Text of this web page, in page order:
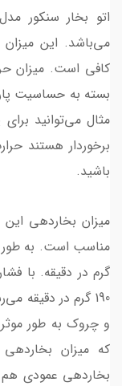
می‌باشد. این میزان
کافی است. میزان
بسته به حساسیت
مثال می‌توانید
برخوردار هستند
باشید.
میزان بخاردهی این
گرم در دقیقه. با
190 گرم در دقیقه
و چروک به طور
که میزان
بخاردهی عمودی هم